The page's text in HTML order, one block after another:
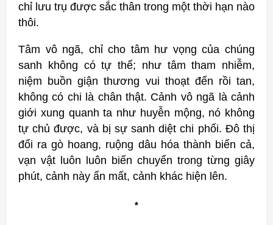
chỉ lưu trụ được sắc thân trong một thời hạn nào
thôi.
Tâm vô ngã, chỉ cho tâm hư vọng của chúng
sanh không có tự thể; như tâm tham nhiễm,
niệm buồn giận thương vui thoạt đến rồi tan,
không có chi là chân thật. Cảnh vô ngã là cảnh
giới xung quanh ta như huyễn mộng, nó không
tự chủ được, và bị sự sanh diệt chi phối. Đô thị
đổi ra gò hoang, ruộng dâu hóa thành biển cả,
vạn vật luôn luôn biến chuyển trong từng giây
phút, cảnh này ẩn mất, cảnh khác hiện lên.
*